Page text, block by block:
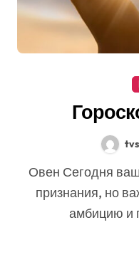
Овен Сегодня ваше внутреннее «я» требует
признания, но
амбицию и